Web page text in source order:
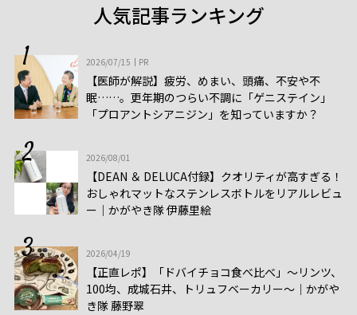
人気記事ランキング
2026/07/15 PR
【医師が解説】疲労、めまい、頭痛、不安や不
眠……。更年期のつらい不調に「ゲニステイン」
「プロアントシアニジン」を知っていますか？
2026/08/01
【DEAN ＆ DELUCA付録】クオリティが高すぎる！
おしゃれマットなステンレスボトルをリアルレビュ
ー│かがやき隊 伊藤里絵
2026/04/19
【正直レポ】「ドバイチョコ食べ比べ」～リンツ、
100均、成城石井、トリュフベーカリー～｜かがや
き隊 藤野翠